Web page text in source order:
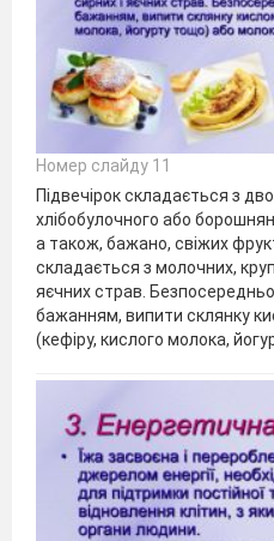
Номер слайду 11
Підвечірок складається з
хлібобулочного або
а також, бажано, свіжих
складається з молочних,
яєчних страв.
бажанням, випити склянку
(кефіру, кислого молока,